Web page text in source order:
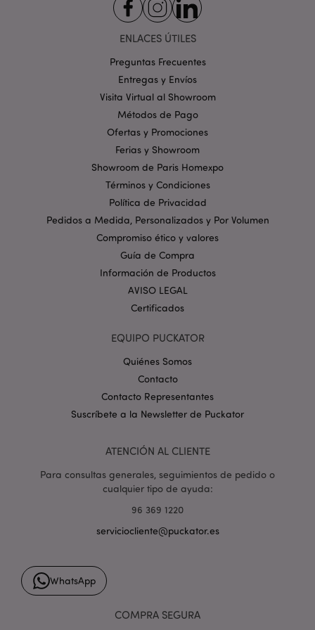
ENLACES ÚTILES
Preguntas Frecuentes
Entregas y Envíos
Visita Virtual al Showroom
Métodos de Pago
Ofertas y Promociones
Ferias y Showroom
Showroom de Paris Homexpo
Términos y Condiciones
Política de Privacidad
Pedidos a Medida, Personalizados y Por Volumen
Compromiso ético y valores
Guía de Compra
Información de Productos
AVISO LEGAL
Certificados
EQUIPO PUCKATOR
Quiénes Somos
Contacto
Contacto Representantes
Suscríbete a la Newsletter de Puckator
ATENCIÓN AL CLIENTE
Para consultas generales, seguimientos de pedido o
cualquier tipo de ayuda:
96 369 1220
serviciocliente@puckator.es
WhatsApp
COMPRA SEGURA
mage-cache-storage
mage-cache-storage-section-
invalidation
www.puckator.es